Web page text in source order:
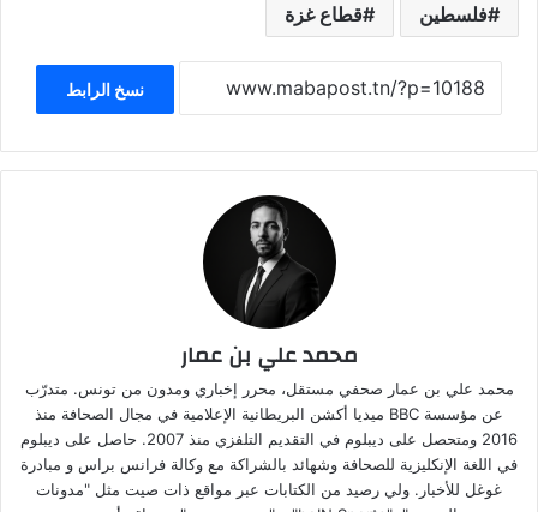
فلسطين قطاع غزة
نسخ الرابط
محمد علي بن عمار
محمد علي بن عمار صحفي مستقل، محرر إخباري ومدون من تونس. متدرّب
عن مؤسسة BBC ميديا أكشن البريطانية الإعلامية في مجال الصحافة منذ
2016 ومتحصل على ديبلوم في التقديم التلفزي منذ 2007. حاصل على ديبلوم
في اللغة الإنكليزية للصحافة وشهائد بالشراكة مع وكالة فرانس براس و مبادرة
غوغل للأخبار. ولي رصيد من الكتابات عبر مواقع ذات صيت مثل "مدونات